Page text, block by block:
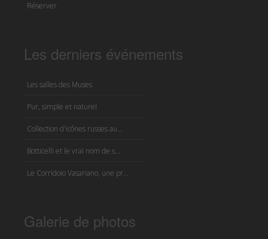
Réserver
Les derniers événements
Les salles des Muses
Pur, simple et naturel
Collection d'icônes russes au...
Botticelli et le vrai nom de s...
Le Corridoio Vasariano, une pr...
Galerie de photos